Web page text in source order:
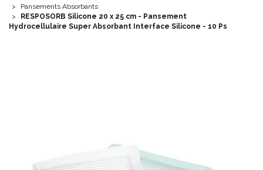
Pansements Absorbants
RESPOSORB Silicone 20 x 25 cm - Pansement
Hydrocellulaire Super Absorbant Interface Silicone - 10 Ps